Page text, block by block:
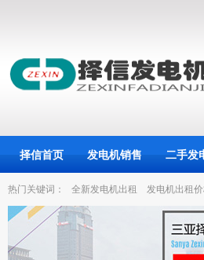
择信首页 发电机销售 二手发
热门关键词： 全新发电机出租 发电机出租